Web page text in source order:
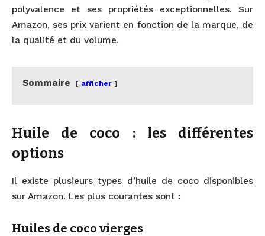
polyvalence et ses propriétés exceptionnelles. Sur
Amazon, ses prix varient en fonction de la marque, de
la qualité et du volume.
Sommaire afficher
Huile de coco : les différentes
options
Il existe plusieurs types d’huile de coco disponibles
sur Amazon. Les plus courantes sont :
Huiles de coco vierges